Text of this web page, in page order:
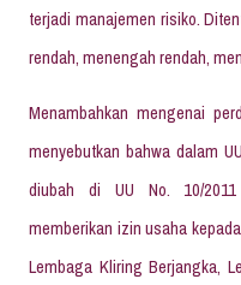
terjadi manajemen risiko.
rendah, menengah rendah,
Menambahkan mengenai
menyebutkan bahwa dalam
diubah di UU No. 10/2011
memberikan izin usaha
Lembaga Kliring Berjangka,